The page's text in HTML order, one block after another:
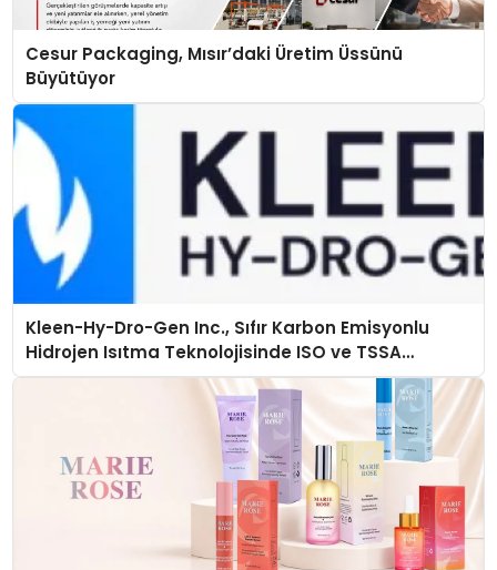
Cesur Packaging, Mısır’daki Üretim Üssünü
Büyütüyor
Kleen-Hy-Dro-Gen Inc., Sıfır Karbon Emisyonlu
Hidrojen Isıtma Teknolojisinde ISO ve TSSA
Düzenleyici Onaylarını Aldı